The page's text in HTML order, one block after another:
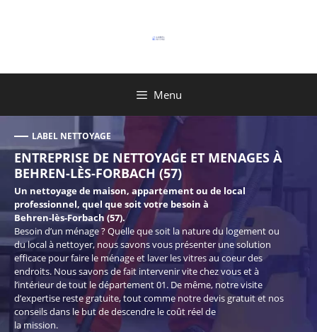
Menu
LABEL NETTOYAGE
ENTREPRISE DE NETTOYAGE ET MENAGES À
BEHREN-LÈS-FORBACH (57)
Un nettoyage de maison, appartement ou de local
professionnel, quel que soit votre besoin à
Behren-lès-Forbach (57).
Besoin d’un ménage ? Quelle que soit la nature du logement ou
du local à nettoyer, nous savons vous présenter une solution
efficace pour faire le ménage et laver les vitres au coeur des
endroits. Nous savons de fait intervenir vite chez vous et à
l’intérieur de tout le département 01. De même, notre visite
d’expertise reste gratuite, tout comme notre devis gratuit et nos
conseils dans le but de descendre le coût réel de
la mission.